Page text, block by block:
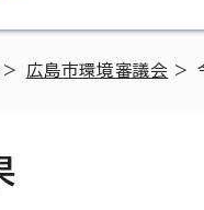
> 広島市環境審議会 >